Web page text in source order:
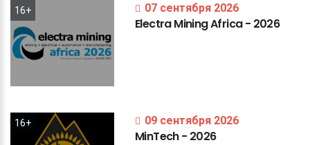
16+ 07 сентября 2026
ElectraMiningAfrica- 2026
16+ 09 сентября 2026
MinTech- 2026